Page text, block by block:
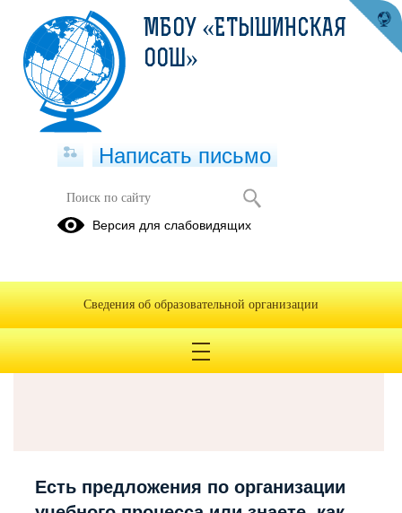
Есть предложения по организации
МБОУ «ЕТЫШИНСКАЯ
ООШ»
Написать письмо
Версия для слабовидящих
Сведения об образовательной организации